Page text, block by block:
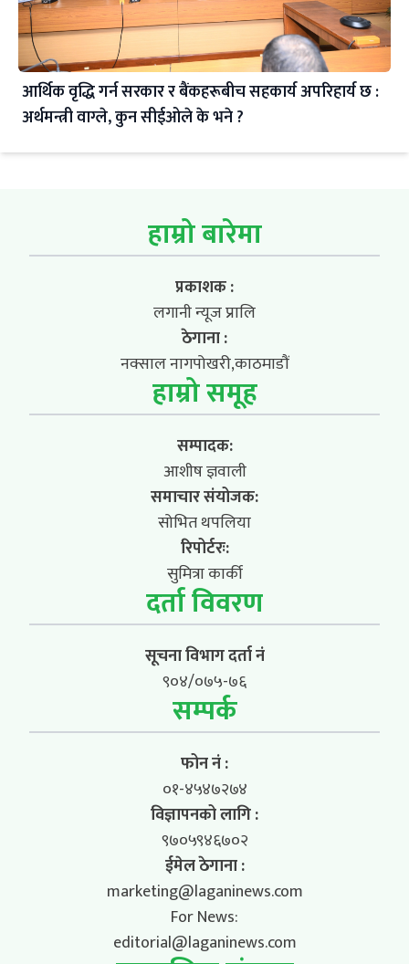
आर्थिक वृद्धि गर्न सरकार र बैंकहरूबीच सहकार्य अपरिहार्य छ :
अर्थमन्त्री वाग्ले, कुन सीईओले के भने ?
हाम्रो बारेमा
प्रकाशक :
लगानी न्यूज प्रालि
ठेगाना :
नक्साल नागपोखरी,काठमाडौं
हाम्रो समूह
सम्पादक:
आशीष ज्ञवाली
समाचार संयोजक:
सोभित थपलिया
रिपोर्टरः:
सुमित्रा कार्की
दर्ता विवरण
सूचना विभाग दर्ता नं
९०४/०७५-७६
सम्पर्क
फोन नं :
०१-४५४७२७४
विज्ञापनको लागि :
९७०५९४६७०२
ईमेल ठेगाना :
marketing@laganinews.com
For News:
editorial@laganinews.com